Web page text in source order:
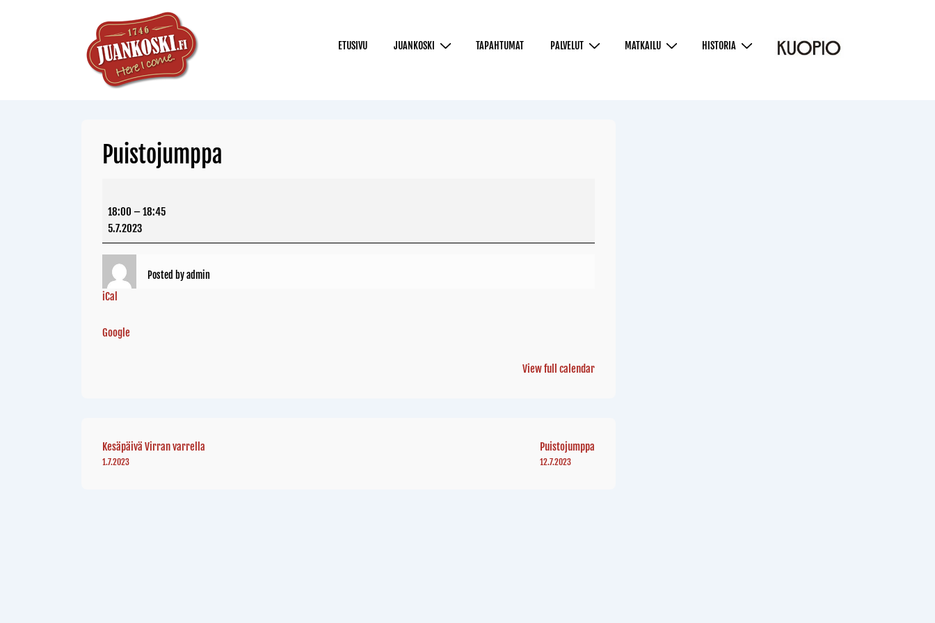
ETUSIVU JUANKOSKI TAPAHTUMAT PALVELUT MATKAILU HISTORIA
Puistojumppa
18:00 –18:45
5.7.2023
Posted byadmin
iCal
Google
View full calendar
Kesäpäivä Virran varrella
1.7.2023
Puistojumppa
12.7.2023